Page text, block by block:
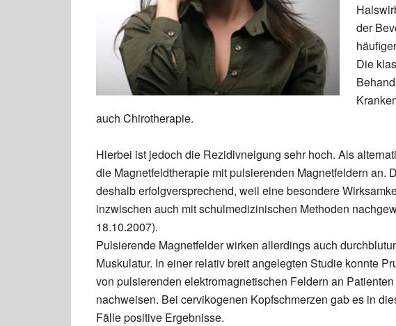
der
Die
auch Chirotherapie.
Hierbei ist jedoch die Rezidivneigung sehr hoch. Als
die Magnetfeldtherapie mit pulsierenden Magnetfeldern an.
deshalb erfolgversprechend, weil eine besondere
inzwischen auch mit schulmedizinischen Methoden
18.10.2007).
Pulsierende Magnetfelder wirken allerdings auch
Muskulatur. In einer relativ breit angelegten Studie konnte
von pulsierenden elektromagnetischen Feldern an
nachweisen. Bei cervikogenen Kopfschmerzen gab es in
Fälle positive Ergebnisse.